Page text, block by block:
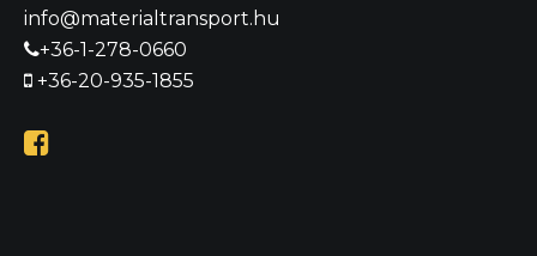
info@materialtransport.hu
+36-1-278-0660
+36-20-935-1855
